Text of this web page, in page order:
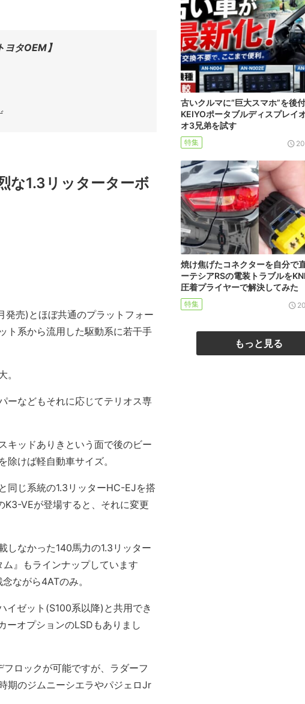
タOEM】
な1.3リッターターボ
発売)とほぼ共通のプラットフォー
ト系から流用した駆動系に若干手
。
ーなどもそれに応じてテリオス専
キッドありきという面で後のビー
けば軽自動車サイズ。
同じ系統の1.3リッターHC-EJを搭
VEが登場すると、それに変更
しなかった140馬力の1.3リッター
』もラインナップしています
ながら4ATのみ。
イゼット(S100系以降)と共用でき
ーオプションのLSDもありまし
ロックが可能ですが、ラダーフ
期のジムニーシエラやパジェロJr
古いクルマに“巨大スマホ”を後
KEIYOポータブルディスプレイ
オ3兄弟を試す
特集
焼け焦げたコネクターを自分で
ーテシアRSの電装トラブルを
圧着プライヤーで解決してみた
特集
もっと見る